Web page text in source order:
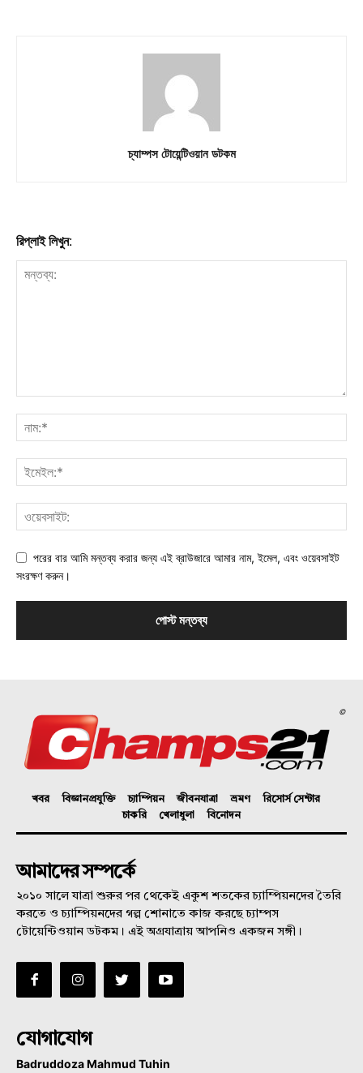
চ্যাম্পস টোয়েন্টিওয়ান ডটকম
রিপ্লাই লিখুন:
পরের বার আমি মন্তব্য করার জন্য এই ব্রাউজারে আমার নাম, ইমেল, এবং ওয়েবসাইট
সংরক্ষণ করুন।
©
খবর বিজ্ঞানপ্রযুক্তি চ্যাম্পিয়ন জীবনযাত্রা ভ্রমণ
রিসোর্স সেন্টার
চাকরি
খেলাধুলা বিনোদন
আমাদের সম্পর্কে
২০১০ সালে যাত্রা শুরুর পর থেকেই একুশ শতকের চ্যাম্পিয়নদের তৈরি
করতে ও চ্যাম্পিয়নদের গল্প শোনাতে কাজ করছে চ্যাম্পস
টোয়েন্টিওয়ান ডটকম। এই অগ্রযাত্রায় আপনিও একজন সঙ্গী।
যোগাযোগ
Badruddoza Mahmud Tuhin